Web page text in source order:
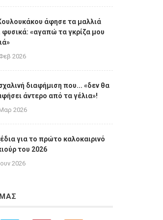
άφησε τα μαλλιά
φυσικά: «αγαπώ τα γκρίζα μου
2026
διαφήμιση που... «δεν θα
άντερο από τα γέλια»!
2026
για το πρώτο καλοκαιρινό
του 2026
2026